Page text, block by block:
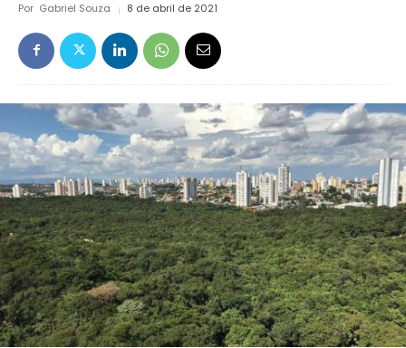
Amazônia
Por Gabriel Souza 8 de abril de 2021